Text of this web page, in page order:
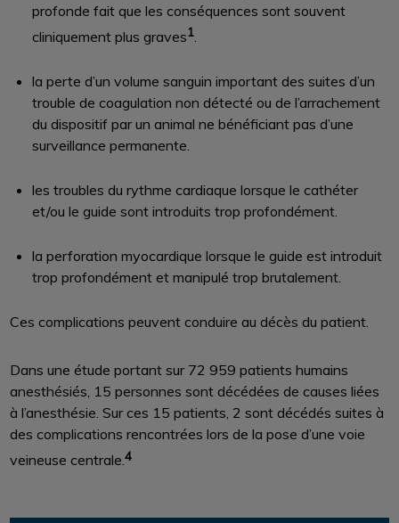
profonde fait que les conséquences sont souvent
cliniquement plus graves1.
la perte d’un volume sanguin important des suites d’un
trouble de coagulation non détecté ou de l’arrachement
du dispositif par un animal ne bénéficiant pas d’une
surveillance permanente.
les troubles du rythme cardiaque lorsque le cathéter
et/ou le guide sont introduits trop profondément.
la perforation myocardique lorsque le guide est introduit
trop profondément et manipulé trop brutalement.
Ces complications peuvent conduire au décès du patient.
Dans une étude portant sur 72 959 patients humains
anesthésiés, 15 personnes sont décédées de causes liées
à l’anesthésie. Sur ces 15 patients, 2 sont décédés suites à
des complications rencontrées lors de la pose d’une voie
veineuse centrale.4